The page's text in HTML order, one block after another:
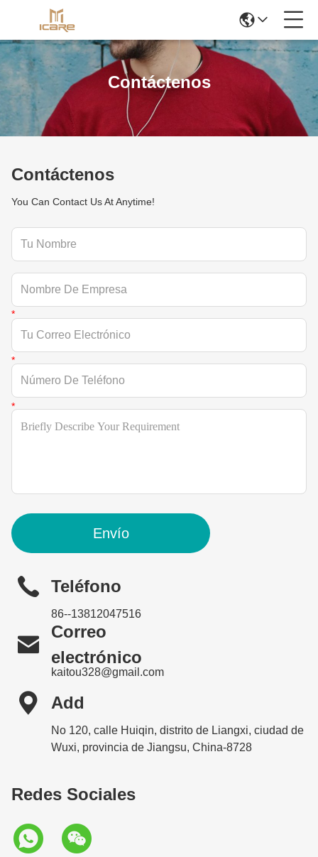
Contáctenos
Contáctenos
You Can Contact Us At Anytime!
Envío
Teléfono
86--13812047516

Correo
electrónico
kaitou328@gmail.com
 Add
No 120, calle Huiqin, distrito de Liangxi, ciudad de
Wuxi, provincia de Jiangsu, China-8728
Redes Sociales